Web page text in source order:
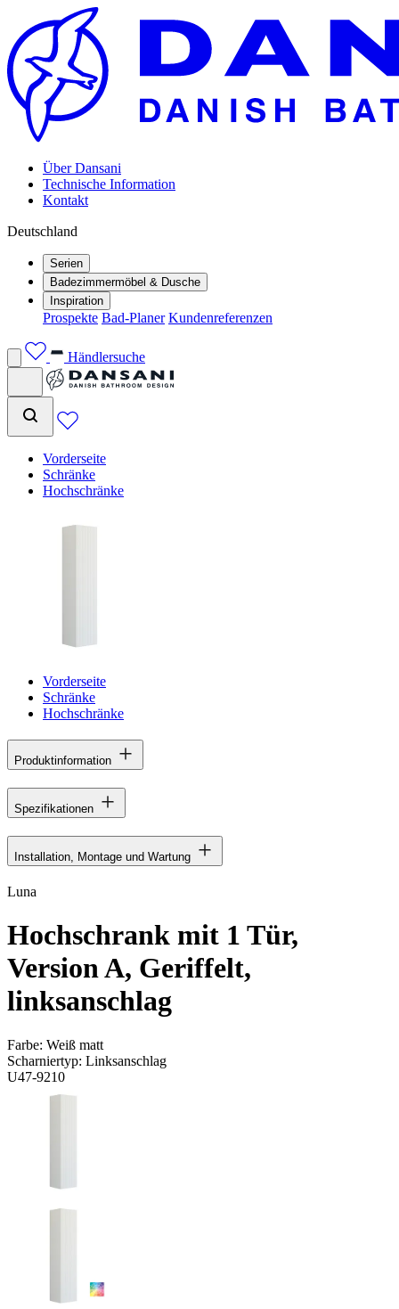
Über Dansani
Technische Information
Kontakt
Deutschland
Serien
Badezimmermöbel & Dusche
Inspiration
Prospekte Bad-Planer Kundenreferenzen
Händlersuche
Vorderseite
Schränke
Hochschränke
Vorderseite
Schränke
Hochschränke
Produktinformation
Spezifikationen
Installation, Montage und Wartung
Luna
Hochschrank mit 1 Tür,
Version A, Geriffelt,
linksanschlag
Farbe: Weiß matt
Scharniertyp: Linksanschlag
U47-9210